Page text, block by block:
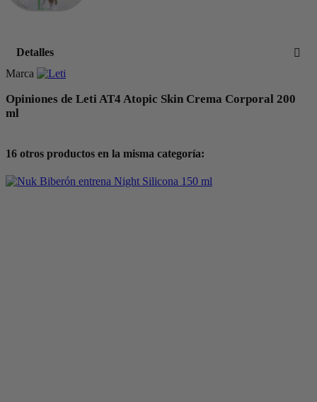
Detalles
Marca
Opiniones de Leti AT4 Atopic Skin Crema Corporal 200
ml
16 otros productos en la misma categoría: